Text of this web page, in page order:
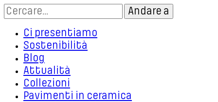
Ci presentiamo
Sostenibilità
Blog
Attualità
Collezioni
Pavimenti in ceramica